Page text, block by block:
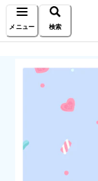
メニュー 検索